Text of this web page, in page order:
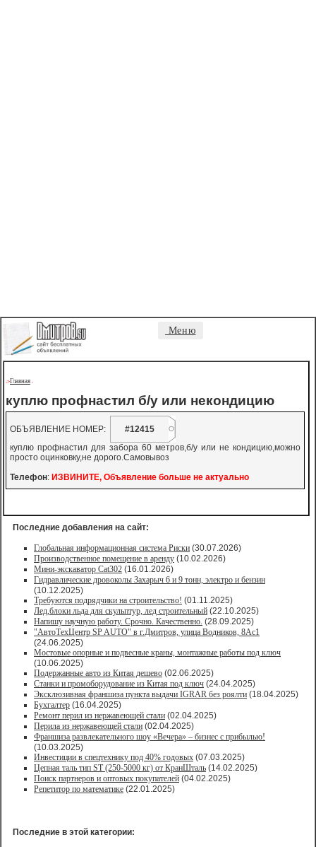
Меню
->Главная -
куплю профнастил б/у или некондицию
ОБЪЯВЛЕНИЕ НОМЕР:
#12415
куплю профнастил для забора 60 метров,б/у или не кондицию,можно
просто оцинковку,не дорого.Самовывоз
Телефон: ИЗВИНИТЕ, Объявление больше не актуально
Последние добавления на сайт:
Глобальная информационная система Риски (30.07.2026)
Производственное помещение в аренду (10.02.2026)
Мини-экскаватор Cat302 (16.01.2026)
Гидравлические дровоколы Захарыч 6 и 9 тонн, электро и бензин
(10.12.2025)
Требуются подрядчики на строительство! (01.11.2025)
Лед,блоки льда для скульптур, лед строительный (22.10.2025)
Напишу научную работу. Срочно. Качественно. (28.09.2025)
"АвтоТехЦентр SP AUTO" в г.Дмитров, улица Водников, 8Ас1
(24.06.2025)
Мостовые опорные и подвесные краны, монтажные работы под ключ
(10.06.2025)
Подержанные авто из Китая дешево (02.06.2025)
Станки и промоборудование из Китая под ключ (24.04.2025)
Эксклюзивная франшиза пункта выдачи IGRAR без роялти (18.04.2025)
Бухгалтер (16.04.2025)
Ремонт перил из нержавеющей стали (02.04.2025)
Перила из нержавеющей стали (02.04.2025)
Франшиза развлекательного шоу «Вечера» – бизнес с прибылью!
(10.03.2025)
Инвестиции в спецтехнику под 40% годовых (07.03.2025)
Цепная таль тип ST (250-5000 кг) от КранШталь (14.02.2025)
Поиск партнеров и оптовых покупателей (04.02.2025)
Репетитор по математике (22.01.2025)
Последние в этой категории: